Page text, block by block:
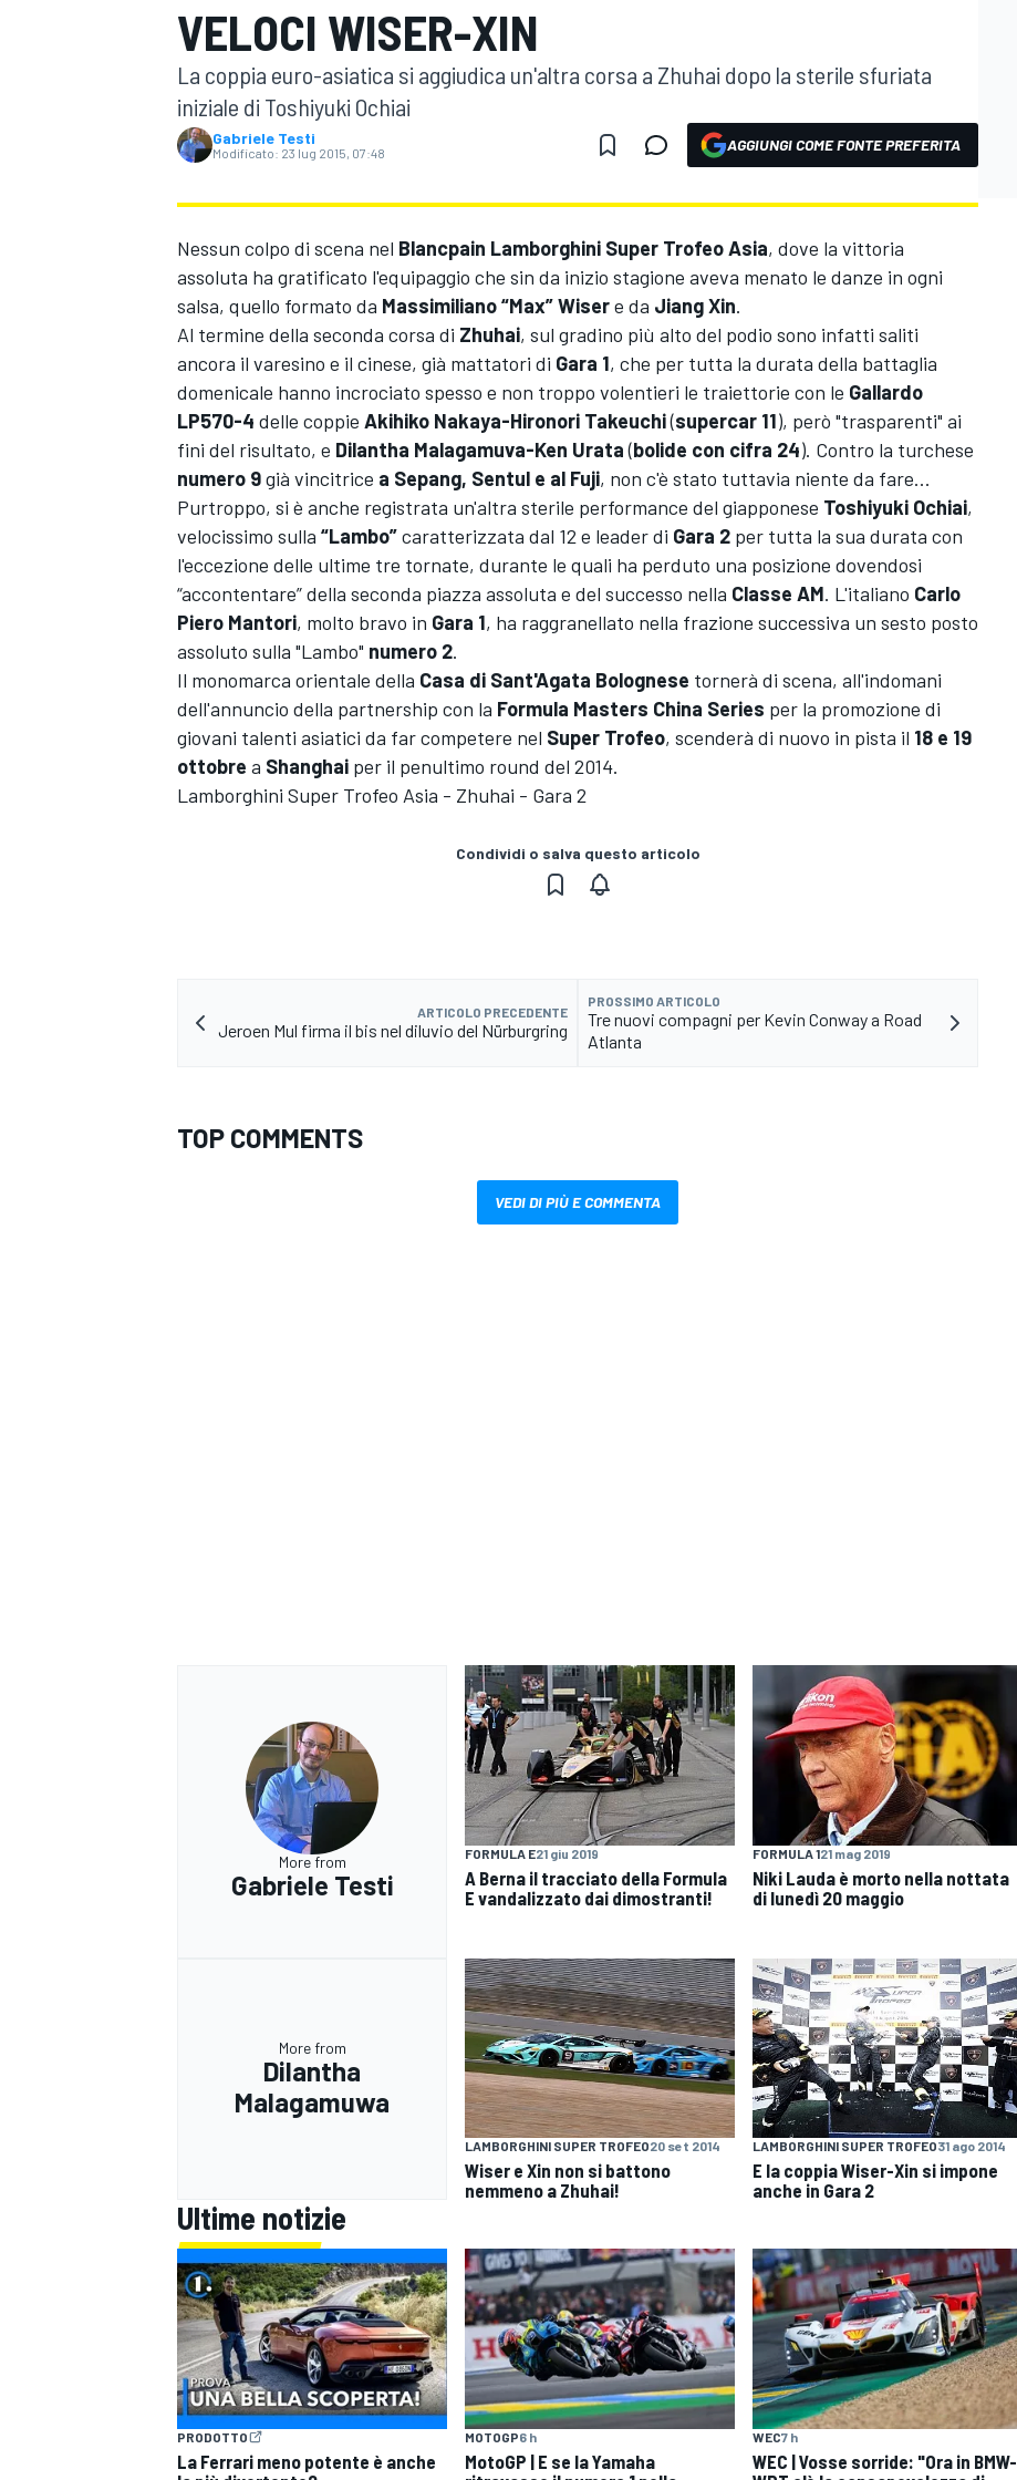
MOTOGP WEC
WRC
ENDURANCE/GT
MONOMARCA
VELOCI WISER-XIN
La coppia euro-asiatica si aggiudica un'altra corsa a Zhuhai dopo la sterile sfuriata
iniziale di Toshiyuki Ochiai
Gabriele Testi
Modificato: 23 lug 2015, 07:48 AGGIUNGI COME FONTE PREFERITA
Nessun colpo di scena nel Blancpain Lamborghini Super Trofeo Asia, dove la vittoria
assoluta ha gratificato l'equipaggio che sin da inizio stagione aveva menato le danze in ogni
salsa, quello formato da Massimiliano “Max” Wisere da Jiang Xin.
Al termine della seconda corsa di Zhuhai, sul gradino più alto del podio sono infatti saliti
ancora il varesino e il cinese, già mattatori di Gara 1, che per tutta la durata della battaglia
domenicale hanno incrociato spesso e non troppo volentieri le traiettorie con le Gallardo
LP570-4 delle coppie Akihiko Nakaya-Hironori Takeuchi(supercar 11), però "trasparenti" ai
fini del risultato, e Dilantha Malagamuva-Ken Urata(bolide con cifra 24). Contro la turchese
numero 9già vincitrice a Sepang, Sentul e al Fuji, non c'è stato tuttavia niente da fare...
Purtroppo, si è anche registrata un'altra sterile performance del giapponese Toshiyuki Ochiai,
velocissimo sulla “Lambo”caratterizzata dal 12 e leader di Gara 2 per tutta la sua durata con
l'eccezione delle ultime tre tornate, durante le quali ha perduto una posizione dovendosi
“accontentare” della seconda piazza assoluta e del successo nella Classe AM. L'italiano Carlo
Piero Mantori, molto bravo in Gara 1, ha raggranellato nella frazione successiva un sesto posto
assoluto sulla "Lambo" numero 2.
Il monomarca orientale della Casa di Sant'Agata Bolognese tornerà di scena, all'indomani
dell'annuncio della partnership con la Formula Masters China Series per la promozione di
giovani talenti asiatici da far competere nel Super Trofeo, scenderà di nuovo in pista il 18 e 19
ottobre a Shanghai per il penultimo round del 2014.
Lamborghini Super Trofeo Asia - Zhuhai - Gara 2
Condividi o salva questo articolo
ARTICOLO PRECEDENTE
Jeroen Mul firma il bis nel diluvio del Nürburgring
PROSSIMO ARTICOLO
Tre nuovi compagni per Kevin Conway a Road
Atlanta
TOP COMMENTS
VEDI DI PIÙ E COMMENTA
More from
Gabriele Testi
FORMULA E21 giu 2019
A Berna il tracciato della Formula
E vandalizzato dai dimostranti!
FORMULA 121 mag 2019
Niki Lauda è morto nella nottata
di lunedì 20 maggio
More from
Dilantha
Malagamuwa
LAMBORGHINI SUPER TROFEO20 set 2014
Wiser e Xin non si battono
nemmeno a Zhuhai!
LAMBORGHINI SUPER TROFEO31 ago 2014
E la coppia Wiser-Xin si impone
anche in Gara 2
Ultime notizie
PRODOTTO
La Ferrari meno potente è anche
MOTOGP6 h
MotoGP | E se la Yamaha
WEC7 h
WEC | Vosse sorride: "Ora in BMW-